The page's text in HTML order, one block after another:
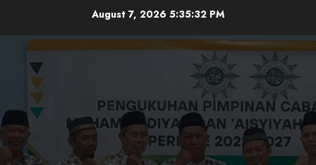
content
August 7, 2026 5:35:33 PM